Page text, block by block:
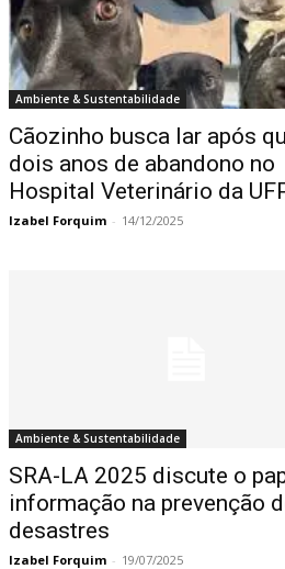
Ambiente & Sustentabilidade
Cãozinho busca lar após
dois anos de abandono no
Hospital Veterinário da
Izabel Forquim - 14/12/2025
Ambiente & Sustentabilidade
SRA-LA 2025 discute o
informação na prevenção
desastres
Izabel Forquim - 19/07/2025